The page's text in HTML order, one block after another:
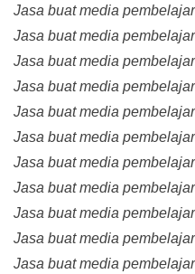
Jasa buat media
Jasa buat media
Jasa buat media
Jasa buat media
Jasa buat media
Jasa buat media
Jasa buat media
Jasa buat media
Jasa buat media
Jasa buat media
Jasa buat media